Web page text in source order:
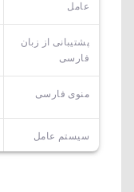
عامل
پشتیبانی از زبان
فارسی
منوی فارسی
سیستم عامل